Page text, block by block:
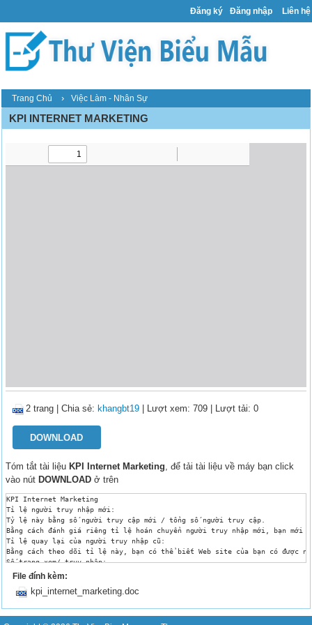
Đăng ký Đăng nhập Liên hệ
Trang Chủ › Việc Làm - Nhân Sự
KPI INTERNET MARKETING
2 trang |Chia sẻ: khangbt19 | Lượt xem: 709 | Lượt tải: 0
DOWNLOAD
Tóm tắt tài liệu KPI Internet Marketing, để tải tài liệu về máy bạn click
vào nút DOWNLOAD ở trên
KPI Internet Marketing
Tỉ lệ người truy nhập mới:
Tỷ lệ này bằng số người truy cập mới / tổng số người truy cập.
Bằng cách đánh giá riêng tỉ lệ hoán chuyển người truy nhập mới, bạn
Tỉ lệ quay lại của người truy nhập cũ:
Bằng cách theo dõi tỉ lệ này, bạn có thể biết Web site của bạn có được
Số trang xem/ truy nhập:
Tỷ lệ này phản ánh sự hấp dẫn site đối với người xem.
Tuy nhiên một tỉ lệ cao cũng có thể là do quy trình thanh toán và xem
Bạn nên có một công cụ theo dõi bao nhiêu hàng được xem trên một lần
File đính kèm:
kpi_internet_marketing.doc